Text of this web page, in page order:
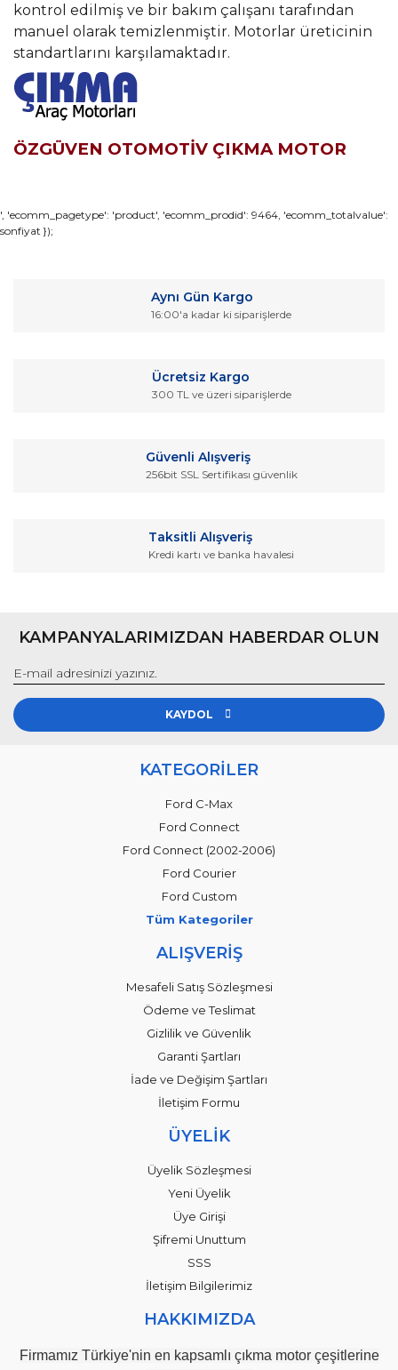
kontrol edilmiş ve bir bakım çalışanı tarafından
manuel olarak temizlenmiştir. Motorlar üreticinin
standartlarını karşılamaktadır.
ÖZGÜVEN OTOMOTİV ÇIKMA MOTOR
Yorum Yaz
Bu ürünün fiyat bilgisi, resim, ürün açıklamalarında ve diğer
konularda yetersiz gördüğünüz noktaları öneri formunu
Ürün resmi kalitesiz, bozuk veya görüntülenemiyor.
Ürün fiyatı diğer sitelerden daha pahalı.
', 'ecomm_pagetype': 'product', 'ecomm_prodid': 9464, 'ecomm_totalvalue':
sonfiyat });
Aynı Gün Kargo
16:00'a kadar ki siparişlerde
Ücretsiz Kargo
300 TL ve üzeri siparişlerde
Güvenli Alışveriş
256bit SSL Sertifikası güvenlik
Taksitli Alışveriş
Kredi kartı ve banka havalesi
KAMPANYALARIMIZDAN HABERDAR OLUN
KAYDOL
KATEGORİLER
Ford C-Max
Ford Connect
Ford Connect (2002-2006)
Ford Courier
Ford Custom
Tüm Kategoriler
ALIŞVERİŞ
Mesafeli Satış Sözleşmesi
Ödeme ve Teslimat
Gizlilik ve Güvenlik
Garanti Şartları
İade ve Değişim Şartları
İletişim Formu
ÜYELİK
Üyelik Sözleşmesi
Yeni Üyelik
Üye Girişi
Şifremi Unuttum
SSS
İletişim Bilgilerimiz
HAKKIMIZDA
Firmamız Türkiye'nin en kapsamlı çıkma motor çeşitlerine